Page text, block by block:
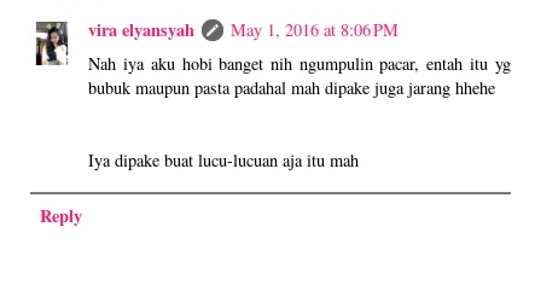
vira elyansyah
May 1, 2016 at 8:06 PM
Nah iya aku hobi banget nih ngumpulin pacar, entah itu yg
bubuk maupun pasta padahal mah dipake juga jarang hhehe
Iya dipake buat lucu-lucuan aja itu mah
Reply